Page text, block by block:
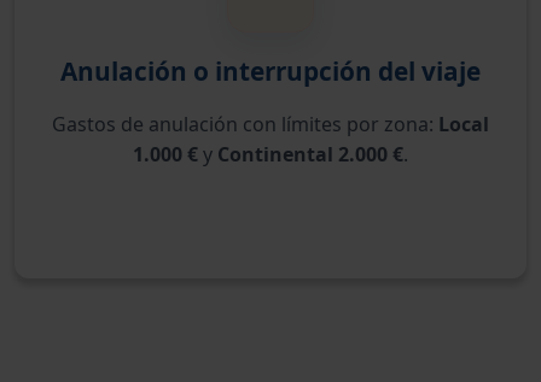
Anulación o interrupción del viaje
Gastos de anulación con límites por zona: Local
1.000 €y Continental 2.000 €.